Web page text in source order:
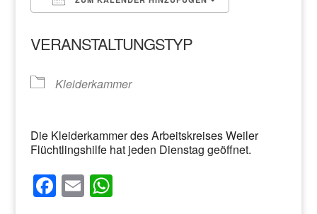
VERANSTALTUNGSTYP
Kleiderkammer
Die Kleiderkammer des Arbeitskreises Weiler
Flüchtlingshilfe hat jeden Dienstag geöffnet.
F E W